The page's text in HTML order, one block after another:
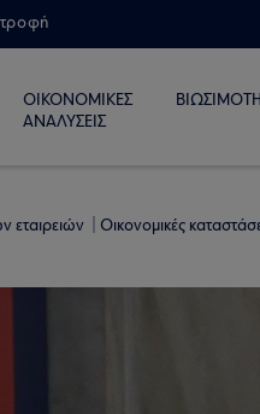
ΟΙΚΟΝΟΜΙΚΕΣ
ΑΝΑΛΥΣΕΙΣ
εταιρειών Οικονομικές